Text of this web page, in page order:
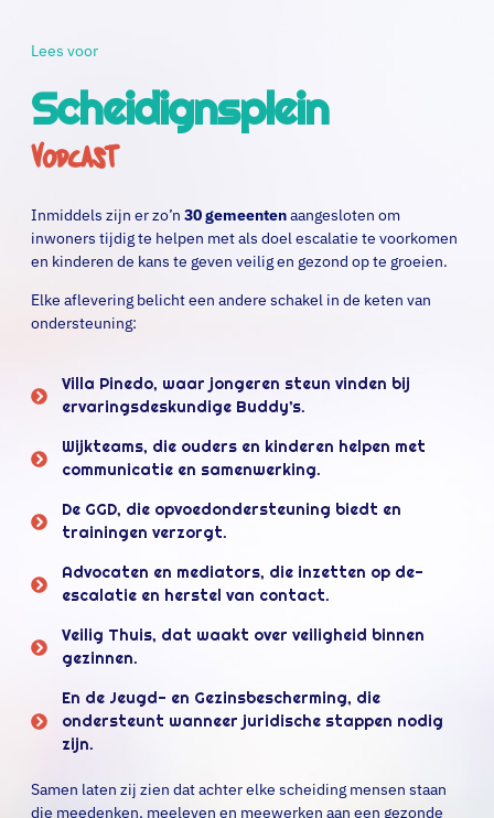
Lees voor
Scheidignsplein
Vodcast
Inmiddels zijn er zo’n 30 gemeentenaangesloten om
inwoners tijdig te helpen met als doel escalatie te voorkomen
en kinderen de kans te geven veilig en gezond op te groeien.
Elke aflevering belicht een andere schakel in de keten van
ondersteuning:
Villa Pinedo, waar jongeren steun vinden bij
ervaringsdeskundige Buddy’s.
Wijkteams, die ouders en kinderen helpen met
communicatie en samenwerking.
De GGD, die opvoedondersteuning biedt en
trainingen verzorgt.
Advocaten en mediators, die inzetten op de-
escalatie en herstel van contact.
Veilig Thuis, dat waakt over veiligheid binnen
gezinnen.
En de Jeugd- en Gezinsbescherming, die
ondersteunt wanneer juridische stappen nodig
zijn.
Samen laten zij zien dat achter elke scheiding mensen staan
die meedenken, meeleven en meewerken aan een gezonde